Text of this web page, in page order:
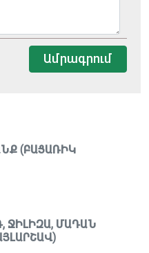
Ամրագրում
(ԲԱՑԱՌԻԿ
ՋԻԼԻԶԱ, ՄԱԴԱՆ